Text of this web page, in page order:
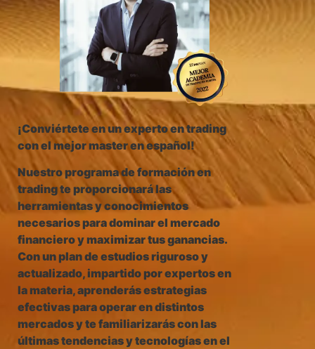
¡Conviértete en un experto en trading
con el mejor master en español!
Nuestro programa de formación en
trading te proporcionará las
herramientas y conocimientos
necesarios para dominar el mercado
financiero y maximizar tus ganancias.
Con un plan de estudios riguroso y
actualizado, impartido por expertos en
la materia, aprenderás estrategias
efectivas para operar en distintos
mercados y te familiarizarás con las
últimas tendencias y tecnologías en el